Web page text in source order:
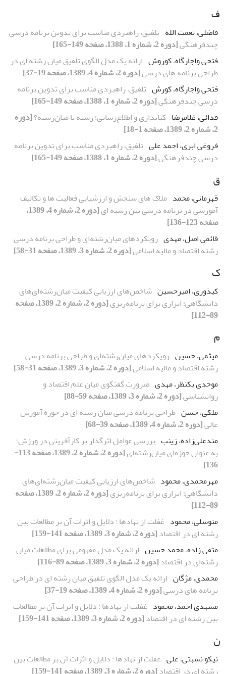
ف
فاضلى، نعمت الله تلفیق، راهبردى مناسب براى تدوین برنامه درسى
چندفرهنگى[دوره 2، شماره 1، 1388، صفحه 149-165]
فتحی واجارگاه، کوروش ارائه یک مدل الگوی تلفیق میان رشته ای در
طراحی برنامه های درسی[دوره 2، شماره 4، 1389، صفحه 19-37]
فتحی واجارگاه، کورش تلفیق، راهبردى مناسب براى تدوین برنامه
درسى چندفرهنگى[دوره 2، شماره 1، 1388، صفحه 149-165]
فدائی، غلامرضا کتابداری و اطلاع‌رسانی؛ رشته یا میان‌رشته؟[دوره
2، شماره 2، 1389، صفحه 1-18]
فروغی ابری، احمد علی تلفیق، راهبردى مناسب براى تدوین برنامه
درسى چندفرهنگى[دوره 2، شماره 1، 1388، صفحه 149-165]
ق
قهرمانی، محمد ملاک های سنجش و ارزشیابی فعالیت ها و تکالیف
آموزشی در برنامه درسی بین رشته ای
[دوره 2، شماره 4، 1389،
صفحه 123-136]
قائمی اصل، مهدی رویکردهای میان‌رشته‌ای و طراحی برنامه درسی
رشته اقتصاد و مالیه اسلامی[دوره 2، شماره 3، 1389، صفحه 31-58]
ک
کیذوری، امیرحسین شاخص‌های ارزیابی کیفیت میان‌رشته‌ای‌های
دانشگاهی؛ ابزاری برای برنامه‌ریزی
[دوره 2، شماره 2، 1389، صفحه
89-112]
م
میثمی، حسین رویکردهای میان‌رشته‌ای و طراحی برنامه درسی
رشته اقتصاد و مالیه اسلامی[دوره 2، شماره 3، 1389، صفحه 31-58]
موحدی بکنظر، مهدی ضرورت گفتگوی میان علم اقتصاد و
روان‎‏شناسی
[دوره 2، شماره 3، 1389، صفحه 59-88]
ملکی، حسن طراحی برنامه درسی میان رشته ای در حوزه آموزش
عالی[دوره 2، شماره 4، 1389، صفحه 39-68]
مندعلی‌زاده، زینب بررسی عوامل اثرگذار بر کارآفرینی در ورزش؛
به عنوان حوزه‌ای میان‌رشته‌ای
[دوره 2، شماره 2، 1389، صفحه 113-
136]
مهرمحمدی، محمود شاخص‌های ارزیابی کیفیت میان‌رشته‌ای‌های
دانشگاهی؛ ابزاری برای برنامه‌ریزی
[دوره 2، شماره 2، 1389، صفحه
89-112]
متوسلی، محمود غفلت از نهادها : دلایل و اثرات آن بر مطالعات بین
رشته ای در اقتصاد[دوره 2، شماره 3، 1389، صفحه 141-159]
متقی زاده، محمد حسین ارائه‌ یک مدل مفهومی برای مطالعات میان
رشته‌ای در اقتصاد[دوره 2، شماره 3، 1389، صفحه 89-116]
محمدی، مژگان ارائه یک مدل الگوی تلفیق میان رشته ای در طراحی
برنامه های درسی[دوره 2، شماره 4، 1389، صفحه 19-37]
مشهدی احمد، محمود غفلت از نهادها : دلایل و اثرات آن بر مطالعات
بین رشته ای در اقتصاد[دوره 2، شماره 3، 1389، صفحه 141-159]
ن
نیکو نسبتی، علی غفلت از نهادها : دلایل و اثرات آن بر مطالعات بین
رشته ای در اقتصاد[دوره 2، شماره 3، 1389، صفحه 141-159]